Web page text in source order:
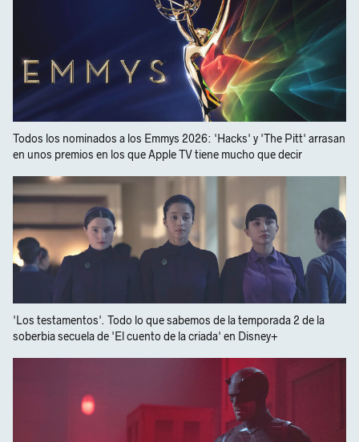
Todos los nominados a los Emmys 2026: 'Hacks' y 'The Pitt' arrasan
en unos premios en los que Apple TV tiene mucho que decir
'Los testamentos'. Todo lo que sabemos de la temporada 2 de la
soberbia secuela de 'El cuento de la criada' en Disney+